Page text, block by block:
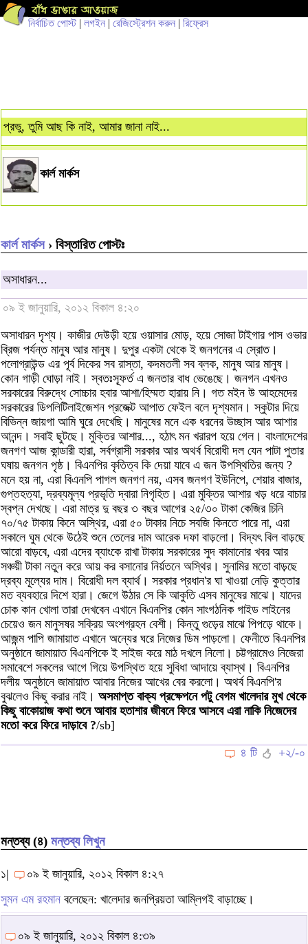
নির্বাচিত পোস্ট| লগইন | রেজিস্ট্রেশন করুন | রিফ্রেস
প্রভু, তুমি আছ কি নাই, আমার জানা নাই...
কার্ল মার্কস
কার্ল মার্কস› বিস্তারিত পোস্টঃ
অসাধারন...
০৯ ই জানুয়ারি, ২০১২ বিকাল ৪:২০
অসাধারন দৃশ্য। কাজীর দেউড়ী হয়ে ওয়াসার মোড়, হয়ে সোজা টাইগার পাস ওভার
ব্রিজ পর্যন্ত মানুষ আর মানুষ। দুপুর একটা থেকে ই জনগনের এ স্রোত।
পলোগ্রাউন্ড এর পূর্ব দিকের সব রাস্তা, কদমতলী সব ব্লক, মানুষ আর মানুষ।
কোন গাড়ী ঘোড়া নাই। স্বতঃস্ফূর্ত এ জনতার বাধ ভেঙেছে। জনগন এখনও
সরকারের বিরুদ্ধে সোচ্চার হবার আশা/হিম্মত হারায় নি। গত মইন উ আহমেদের
সরকারের ডিপলিটিলাইজেশন প্রজেক্ট আপাত ফেইল বলে দৃশ্যমান। স্কুটার দিয়ে
বিভিন্ন জায়গা আমি ঘুরে দেখেছি। মানুষের মনে এক ধরনের উচ্ছাস আর আশার
আনন্দ। সবাই ছুটছে। মুক্তির আশার..., হঠাৎ মন খরারপ হয়ে গেল। বাংলাদেশের
জনগণ আজ কান্ডারী হারা, সর্বগ্রাসী সরকার আর অথর্ব বিরোধী দল যেন পাটা পুতার
ঘষায় জনগন পৃষ্ঠ। বিএনপির কৃতিত্ব কি দেয়া যাবে এ জন উপস্থিতির জন্য ?
মনে হয় না, এরা বিএনপি পাগল জনগণ নয়, এসব জনগণ ইউনিপে, শেয়ার বাজার,
গুপ্তহত্যা, দ্রব্যমূল্য প্রভৃতি দ্বারা নিগৃহিত। এরা মুক্তির আশার খড় ধরে বাচার
স্বপ্ন দেখছে। এরা মাত্র দু বছর ৩ বছর আগের ২৫/৩০ টাকা কেজির চিনি
৭০/৭৫ টাকায় কিনে অস্থির, এরা ৫০ টাকার নিচে সবজি কিনতে পারে না, এরা
সকালে ঘুম থেকে উঠেই শুনে তেলের দাম আরেক দফা বাড়লো। বিদ্যৎ বিল বাড়ছে
আরো বাড়বে, এরা এদের ব্যাংকে রাখা টাকায় সরকারের সুদ কামানোর খবর আর
সঞ্চয়ী টাকা নতুন করে আয় কর বসানোর নির্য়তনে অস্থির। সুনামির মতো বাড়ছে
দ্রব্য মূল্যের দাম। বিরোধী দল ব্যার্থ। সরকার প্রধান'র ঘা খাওয়া নেড়ি কুত্তার
মত ব্যবহারে দিশে হারা। জেগে উঠার সে কি আকুতি এসব মানুষের মাঝে। যাদের
চোক কান খোলা তারা দেখবেন এখানে বিএনপির কোন সাংগঠনিক গাইড লাইনের
চেয়েও জন মানুসষর সক্রিয় অংশগ্রহন বেশী। কিন্তু গুড়ের মাঝে পিপড়ে থাকে।
আজন্ম পাপি জামায়াত এখানে অন্যের ঘরে নিজের ডিম পাড়লো। ফেনীতে বিএনপির
অনুষ্ঠানে জামায়াত বিএনপিকে ই সাইজ করে মাঠ দখলে নিলো। চট্টগ্রামেও নিজেরা
সমাবেশে সকলের আগে গিয়ে উপস্থিত হয়ে সুবিধা আদায়ে ব্যাস্থ। বিএনপির
দলীয় অনুষ্ঠানে জামায়াত আবার নিজের আখের বের করলো। অথর্ব বিএনপি'র
বুঝলেও কিছু করার নাই। অসমাপ্ত বাক্য প্রক্ষেপনে পটু বেগম খালেদার মুখ থেকে
কিছু বাকোয়াজ কথা শুনে আবার হতাশার জীবনে ফিরে আসবে এরা নাকি নিজেদের
মতো করে ফিরে দাড়াবে ?/sb]
৪ টি
+২/-০
মন্তব্য (৪) মন্তব্য লিখুন
১|
০৯ ই জানুয়ারি, ২০১২ বিকাল ৪:২৭
সুমন এম রহমান বলেছেন: খালেদার জনপ্রিয়তা আম্লিগই বাড়াচ্ছে।
০৯ ই জানুয়ারি, ২০১২ বিকাল ৪:৩৯